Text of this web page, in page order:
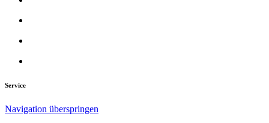
Service
Navigation überspringen